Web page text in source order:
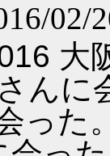
02/
んに
った